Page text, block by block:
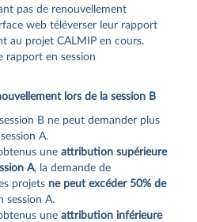
pas de renouvellement
web téléverser leur rapport
au projet CALMIP en cours.
rapport en session
lors de la session B
B ne peut demander plus
A.
uneattribution supérieure
A, la demande de
projets ne peut excéder 50% de
session A.
uneattribution inférieure